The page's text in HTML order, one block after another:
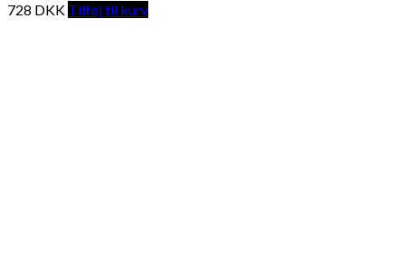
728 DKK Tilføj til kurv